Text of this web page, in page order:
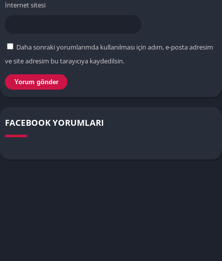
İnternet sitesi
Daha sonraki yorumlarımda kullanılması için adım, e-posta adresim
ve site adresim bu tarayıcıya kaydedilsin.
FACEBOOK YORUMLARI